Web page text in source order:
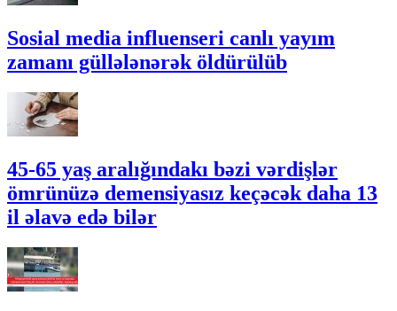
Sosial media influenseri canlı yayım
zamanı güllələnərək öldürülüb
45-65 yaş aralığındakı bəzi vərdişlər
ömrünüzə demensiyasız keçəcək daha 13
il əlavə edə bilər